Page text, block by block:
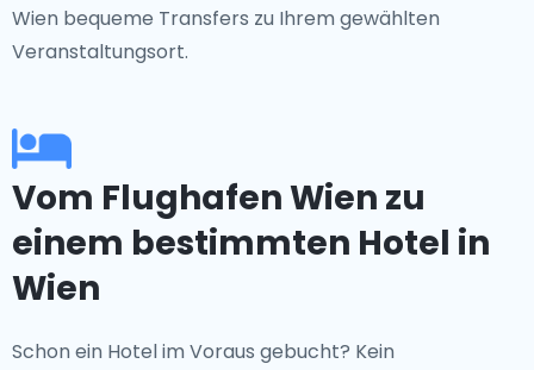
Wien bequeme Transfers zu Ihrem gewählten
Veranstaltungsort.
Vom Flughafen Wien zu
einem bestimmten Hotel in
Wien
Schon ein Hotel im Voraus gebucht? Kein